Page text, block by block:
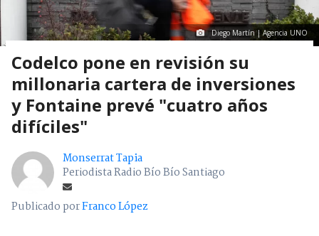
Diego Martín | Agencia UNO
Codelco pone en revisión su
millonaria cartera de inversiones
y Fontaine prevé "cuatro años
difíciles"
Monserrat Tapia
Periodista Radio Bío Bío Santiago
Publicado porFranco López